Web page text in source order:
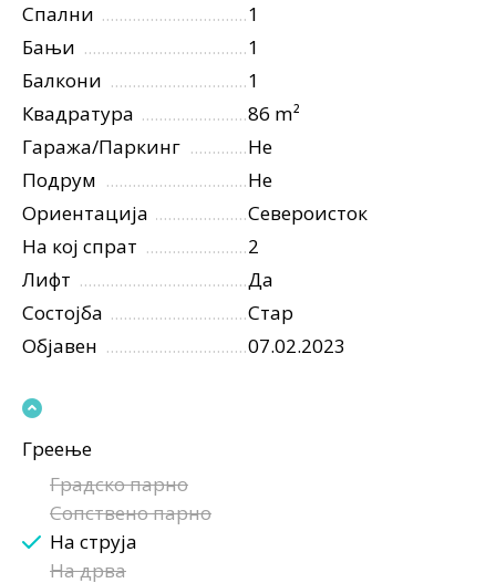
Спални
1
Бањи
1
Балкони
1
Квадратура
86 m²
Гаража/Паркинг
Не
Подрум
Не
Ориентација
Североисток
На кој спрат
2
Лифт
Да
Состојба
Стар
Објавен
07.02.2023
Греење
Градско парно
Сопствено парно
На струја
На дрва